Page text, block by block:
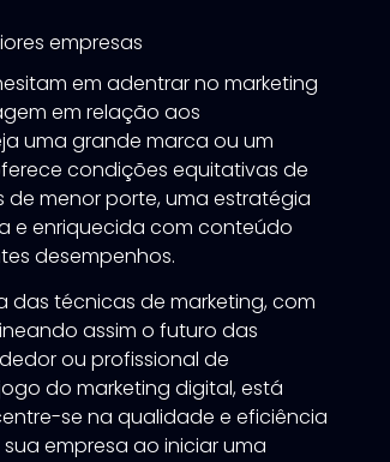
empresas
em adentrar no marketing
em relação aos
uma grande marca ou um
condições equitativas de
menor porte, uma estratégia
e enriquecida com conteúdo
desempenhos.
das técnicas de marketing, com
assim o futuro das
ou profissional de
do marketing digital, está
se na qualidade e eficiência
empresa ao iniciar uma